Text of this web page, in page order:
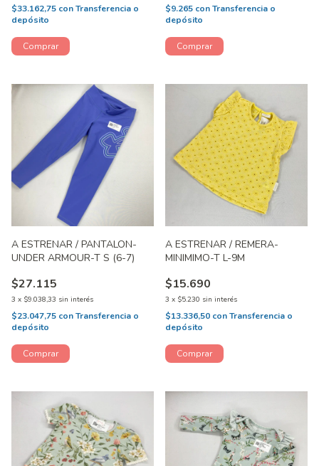
$33.162,75 conTransferencia o
depósito
$9.265 conTransferencia o
depósito
A ESTRENAR / PANTALON-
UNDER ARMOUR-T S (6-7)
$27.115
3 x $9.038,33 sin interés
$23.047,75 conTransferencia o
depósito
A ESTRENAR / REMERA-
MINIMIMO-T L-9M
$15.690
3 x $5.230 sin interés
$13.336,50 conTransferencia o
depósito